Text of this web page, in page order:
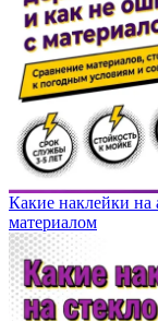
Какие наклейки на
материалом